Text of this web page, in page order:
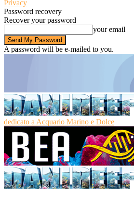
Privacy
Password recovery
Recover your password
your email
A password will be e-mailed to you.
dedicato a Acquario Marino e Dolce